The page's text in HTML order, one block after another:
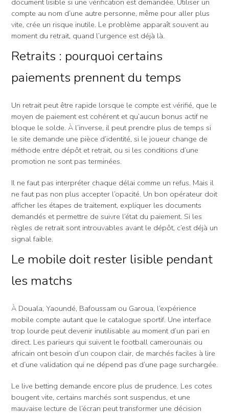
document lisible si une vérification est demandée. Utiliser un
compte au nom d’une autre personne, même pour aller plus
vite, crée un risque inutile. Le problème apparaît souvent au
moment du retrait, quand l’urgence est déjà là.
Retraits : pourquoi certains
paiements prennent du temps
Un retrait peut être rapide lorsque le compte est vérifié, que le
moyen de paiement est cohérent et qu’aucun bonus actif ne
bloque le solde. À l’inverse, il peut prendre plus de temps si
le site demande une pièce d’identité, si le joueur change de
méthode entre dépôt et retrait, ou si les conditions d’une
promotion ne sont pas terminées.
Il ne faut pas interpréter chaque délai comme un refus. Mais il
ne faut pas non plus accepter l’opacité. Un bon opérateur doit
afficher les étapes de traitement, expliquer les documents
demandés et permettre de suivre l’état du paiement. Si les
règles de retrait sont introuvables avant le dépôt, c’est déjà un
signal faible.
Le mobile doit rester lisible pendant
les matchs
À Douala, Yaoundé, Bafoussam ou Garoua, l’expérience
mobile compte autant que le catalogue sportif. Une interface
trop lourde peut devenir inutilisable au moment d’un pari en
direct. Les parieurs qui suivent le football camerounais ou
africain ont besoin d’un coupon clair, de marchés faciles à lire
et d’une validation qui ne dépend pas d’une page surchargée.
Le live betting demande encore plus de prudence. Les cotes
bougent vite, certains marchés sont suspendus, et une
mauvaise lecture de l’écran peut transformer une décision